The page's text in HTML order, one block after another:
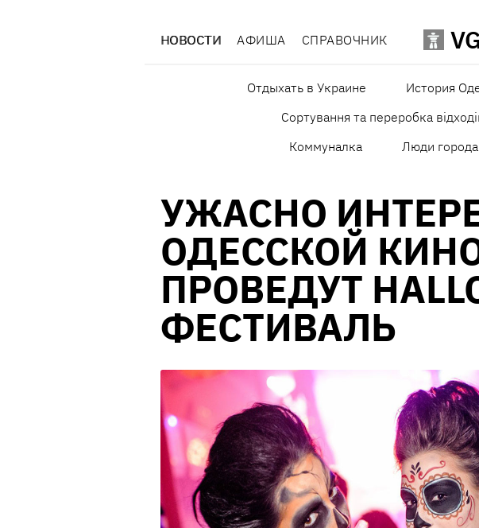
НОВОСТИ АФИША СПРАВОЧНИК
Отдыхать в Украине История
Сортування та переробка
Коммуналка
Люди города
УЖАСНО
ОДЕССКОЙ
ПРОВЕДУТ
ФЕСТИВАЛЬ